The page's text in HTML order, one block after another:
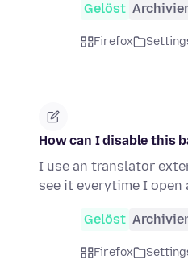
Gelöst
Firefox
How can I disable this
I use an translator
see it everytime I open
Gelöst
Firefox